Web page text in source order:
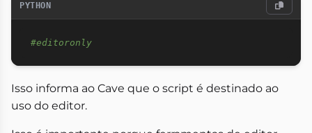
PYTHON
#editoronly
Isso informa ao Cave que o script é destinado ao
uso do editor.